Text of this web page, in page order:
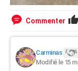
Commenter
Carminas
Modifié le 15